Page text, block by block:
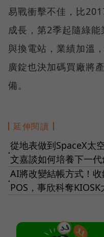
易戰衝擊不佳，比
成長，第2季起隨綠
與換電站，業績加溫
廣錠也決加碼買廠將
備。
延伸閱讀
●
從地表做到SpaceX太
文嘉談如何培養下一
●
AI將改變結帳方式！
POS，事欣科奪KIOSK